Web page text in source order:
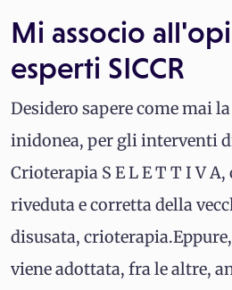
Mi associo
esperti SICCR
Desidero sapere come mai
inidonea, per gli interventi
Crioterapia S E L E T T I V
riveduta e corretta della
disusata,
viene adottata, fra le altre,